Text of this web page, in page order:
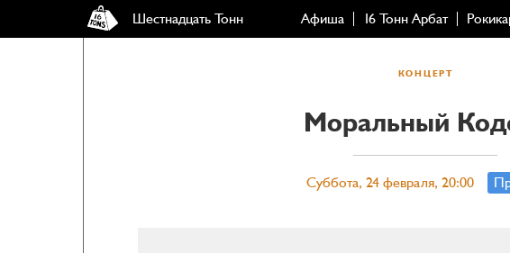
Шестнадцать Тонн Афиша 16 Тонн Арбат
КОНЦЕРТ
Моральный
Суббота, 24 февраля, 20:00